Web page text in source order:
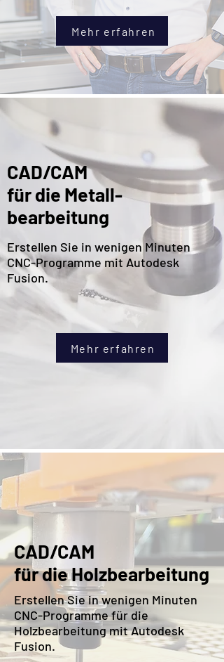
Mehr erfahren
CAD/CAM
für die Metall-
bearbeitung
Erstellen Sie in wenigen Minuten
CNC-Programme mit Autodesk
Fusion.
Mehr erfahren
CAD/CAM
für die Holzbearbeitung
Erstellen Sie in wenigen Minuten
CNC-Programme für die
Holzbearbeitung mit Autodesk
Fusion.